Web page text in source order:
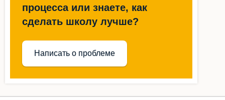
процесса или знаете, как
сделать школу лучше?
Написать о проблеме